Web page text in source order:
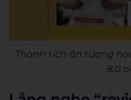
Thành tích ấn tượng
8.0